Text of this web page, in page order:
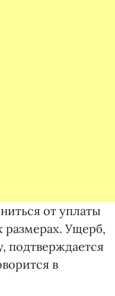
от уплаты
размерах. Ущерб,
подтверждается
в